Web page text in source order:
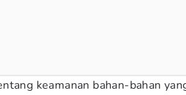
keamanan bahan-bahan